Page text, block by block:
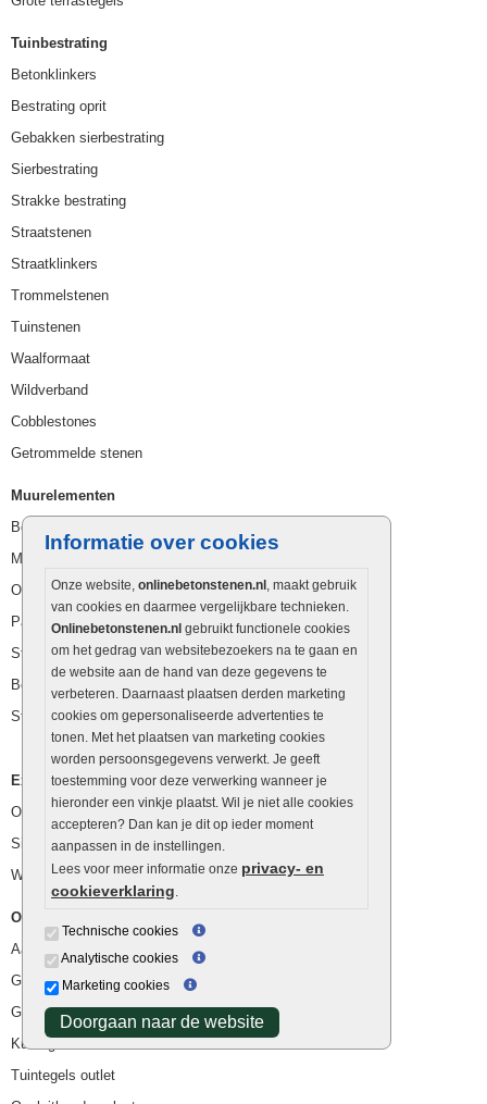
Informatie over cookies
Onze website, onlinebetonstenen.nl , maakt gebruik
van cookies en daarmee vergelijkbare technieken.
Onlinebetonstenen.nl gebruikt functionele cookies
om het gedrag van websitebezoekers na te gaan en
de website aan de hand van deze gegevens te
verbeteren. Daarnaast plaatsen derden marketing
cookies om gepersonaliseerde advertenties te
tonen. Met het plaatsen van marketing cookies
worden persoonsgegevens verwerkt. Je geeft
toestemming voor deze verwerking wanneer je
hieronder een vinkje plaatst. Wil je niet alle cookies
accepteren? Dan kan je dit op ieder moment
aanpassen in de instellingen.
Lees voor meer informatie onze privacy- en
cookieverklaring.
Technische cookies
Analytische cookies
Marketing cookies
Doorgaan naar de website
Tuinbestrating
Betonklinkers
Bestrating oprit
Gebakken sierbestrating
Sierbestrating
Strakke bestrating
Straatstenen
Straatklinkers
Trommelstenen
Tuinstenen
Waalformaat
Wildverband
Cobblestones
Getrommelde stenen
Muurelementen
Betonbielzen
Muurstenen
Opsluitbanden
Palissaden
Stapelblokken
Betonblokken
Stapelstenen
Extra benodigdheden
Ophoogzand
Siergrind en siersplit
Waterafvoer
Overig
Aanbiedingen
Goedkope bestrating
Goedkope tuintegels
Kunstgras
Tuintegels outlet